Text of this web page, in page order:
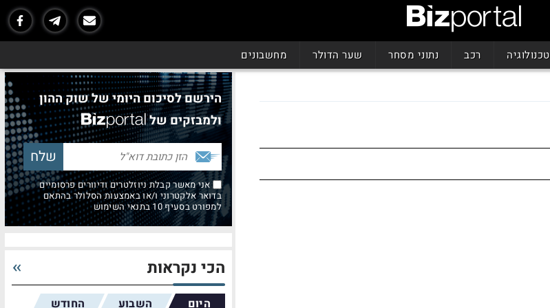
טכנולוגיה רכב נתוני מסחר שער הדולר מחשבונים
הירשם לסיכום היומי של שוק ההון
ולמבזקים של
אני מאשר קבלת ניוזלטרים ודיוורים פרסומיים
בדואר אלקטרוני ו/או באמצעות הסלולר בהתאם
למפורט בסעיף 10 בתנאי השימוש
הכי נקראות
היום השבוע החודש